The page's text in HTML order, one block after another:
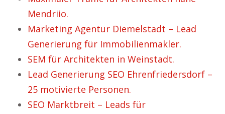
Mendriio.
Marketing Agentur Diemelstadt – Lead
Generierung für Immobilienmakler.
SEM für Architekten in Weinstadt.
Lead Generierung SEO Ehrenfriedersdorf –
25 motivierte Personen.
SEO Marktbreit – Leads für